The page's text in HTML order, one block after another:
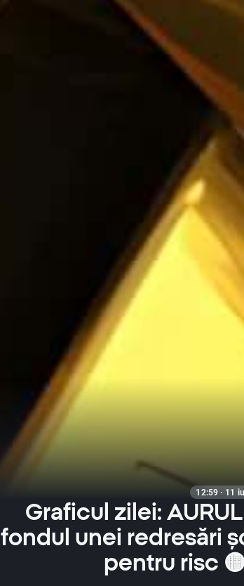
12:59 · 11
Graficul zilei:
fondul unei redresări
pentru risc